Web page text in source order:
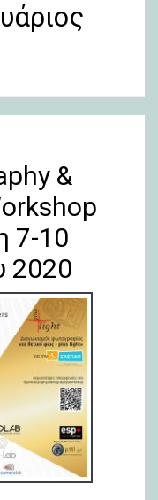
&
7-10
2020